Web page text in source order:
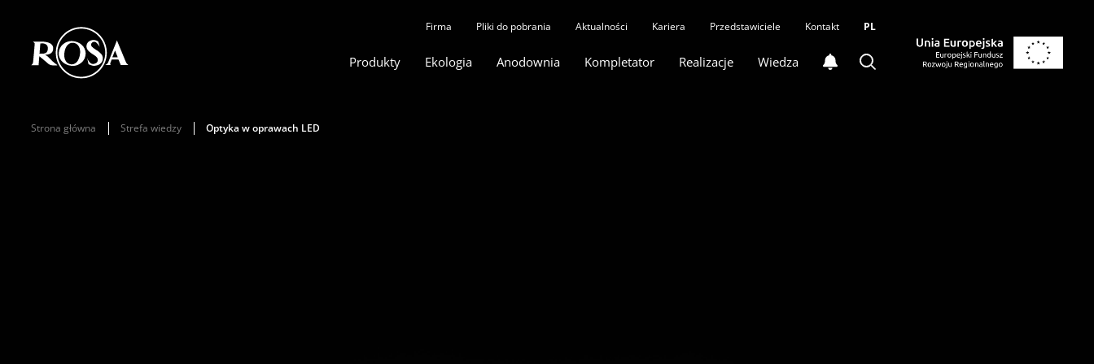
Firma Pliki do pobrania Aktualności Kariera Przedstawiciele Kontakt PL
Produkty Ekologia Anodownia Kompletator Realizacje Wiedza
Strona główna Strefa wiedzy Optyka w oprawach LED